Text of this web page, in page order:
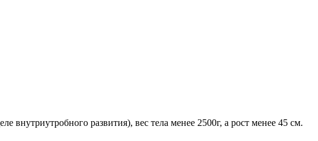
развития), вес тела менее 2500г, а рост менее 45 см.